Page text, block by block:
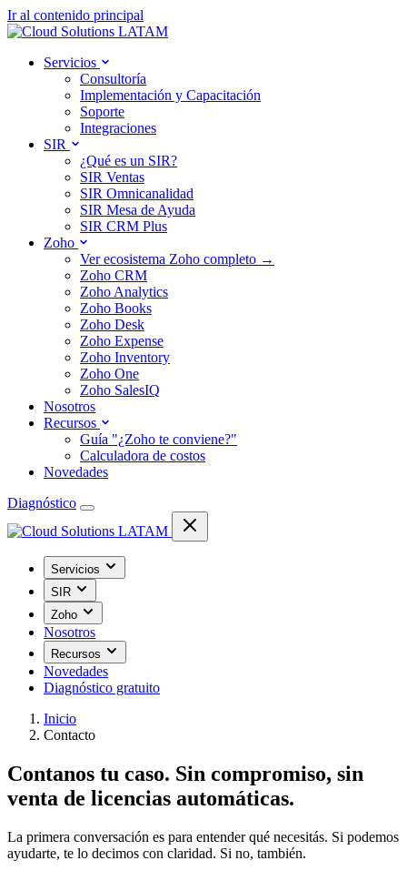
Ir al contenido principal
Servicios
Consultoría
Implementación y Capacitación
Soporte
Integraciones
SIR
¿Qué es un SIR?
SIR Ventas
SIR Omnicanalidad
SIR Mesa de Ayuda
SIR CRM Plus
Zoho
Ver ecosistema Zoho completo →
Zoho CRM
Zoho Analytics
Zoho Books
Zoho Desk
Zoho Expense
Zoho Inventory
Zoho One
Zoho SalesIQ
Nosotros
Recursos
Guía "¿Zoho te conviene?"
Calculadora de costos
Novedades
Diagnóstico
Servicios
SIR
Zoho
Nosotros
Recursos
Novedades
Diagnóstico gratuito
Inicio
Contacto
Contanos tu caso. Sin compromiso, sin
venta de licencias automáticas.
La primera conversación es para entender qué necesitás. Si podemos
ayudarte, te lo decimos con claridad. Si no, también.